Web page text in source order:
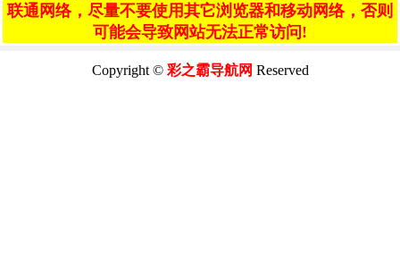
联通网络，尽量不要使用其它浏览器和移动网络，否则
可能会导致网站无法正常访问!
Copyright © 彩之霸导航网 Reserved